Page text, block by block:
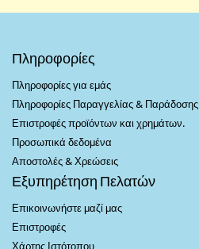
Πληροφορίες
Πληροφορίες για εμάς
Πληροφορίες Παραγγελίας & Παράδοσης
Επιστροφές προϊόντων και χρημάτων.
Προσωπικά δεδομένα
Αποστολές & Χρεώσεις
Εξυπηρέτηση Πελατών
Επικοινωνήστε μαζί μας
Επιστροφές
Χάρτης Ιστότοπου